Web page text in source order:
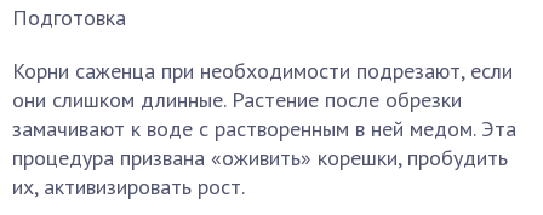
Подготовка
Корни саженца при необходимости подрезают, если
они слишком длинные. Растение после обрезки
замачивают к воде с растворенным в ней медом. Эта
процедура призвана «оживить» корешки, пробудить
их, активизировать рост.